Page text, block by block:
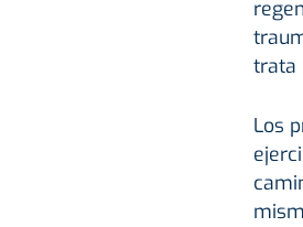
trata
Los